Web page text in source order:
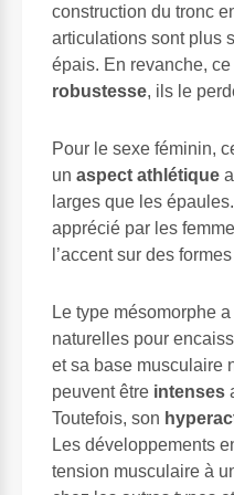
construction du tronc
articulations sont plus
épais. En revanche, ce
robustesse, ils le
Pour le sexe féminin,
un aspect athlétique
larges que les
apprécié par les
l’accent sur des
Le type mésomorphe
naturelles pour
et sa base musculaire
peuvent être intenses
Toutefois, son
Les développements
tension musculaire à